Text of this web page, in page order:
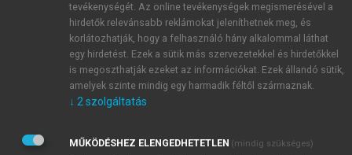
JELSZÓ ÚJRA
Kérek értesítést a MeRSZ újdonságairól, akcióiról.
Kérek értesítést az Akadémiai Kiadó Zrt. újdonságairól,
Adatkezelési tájékoztatóbanfoglaltakat tudomásul
tevékenységét. Az online tevékenységek megismerésével a
hirdetők relevánsabb reklámokat jeleníthetnek meg, és
korlátozhatják, hogy a felhasználó hány alkalommal láthat
egy hirdetést. Ezek a sütik más szervezetekkel és hirdetőkkel
is megoszthatják ezeket az információkat. Ezek állandó sütik,
amelyek szinte mindig egy harmadik féltől származnak.
↓ 2 szolgáltatás
MŰKÖDÉSHEZ ELENGEDHETETLEN (mindig szükséges)